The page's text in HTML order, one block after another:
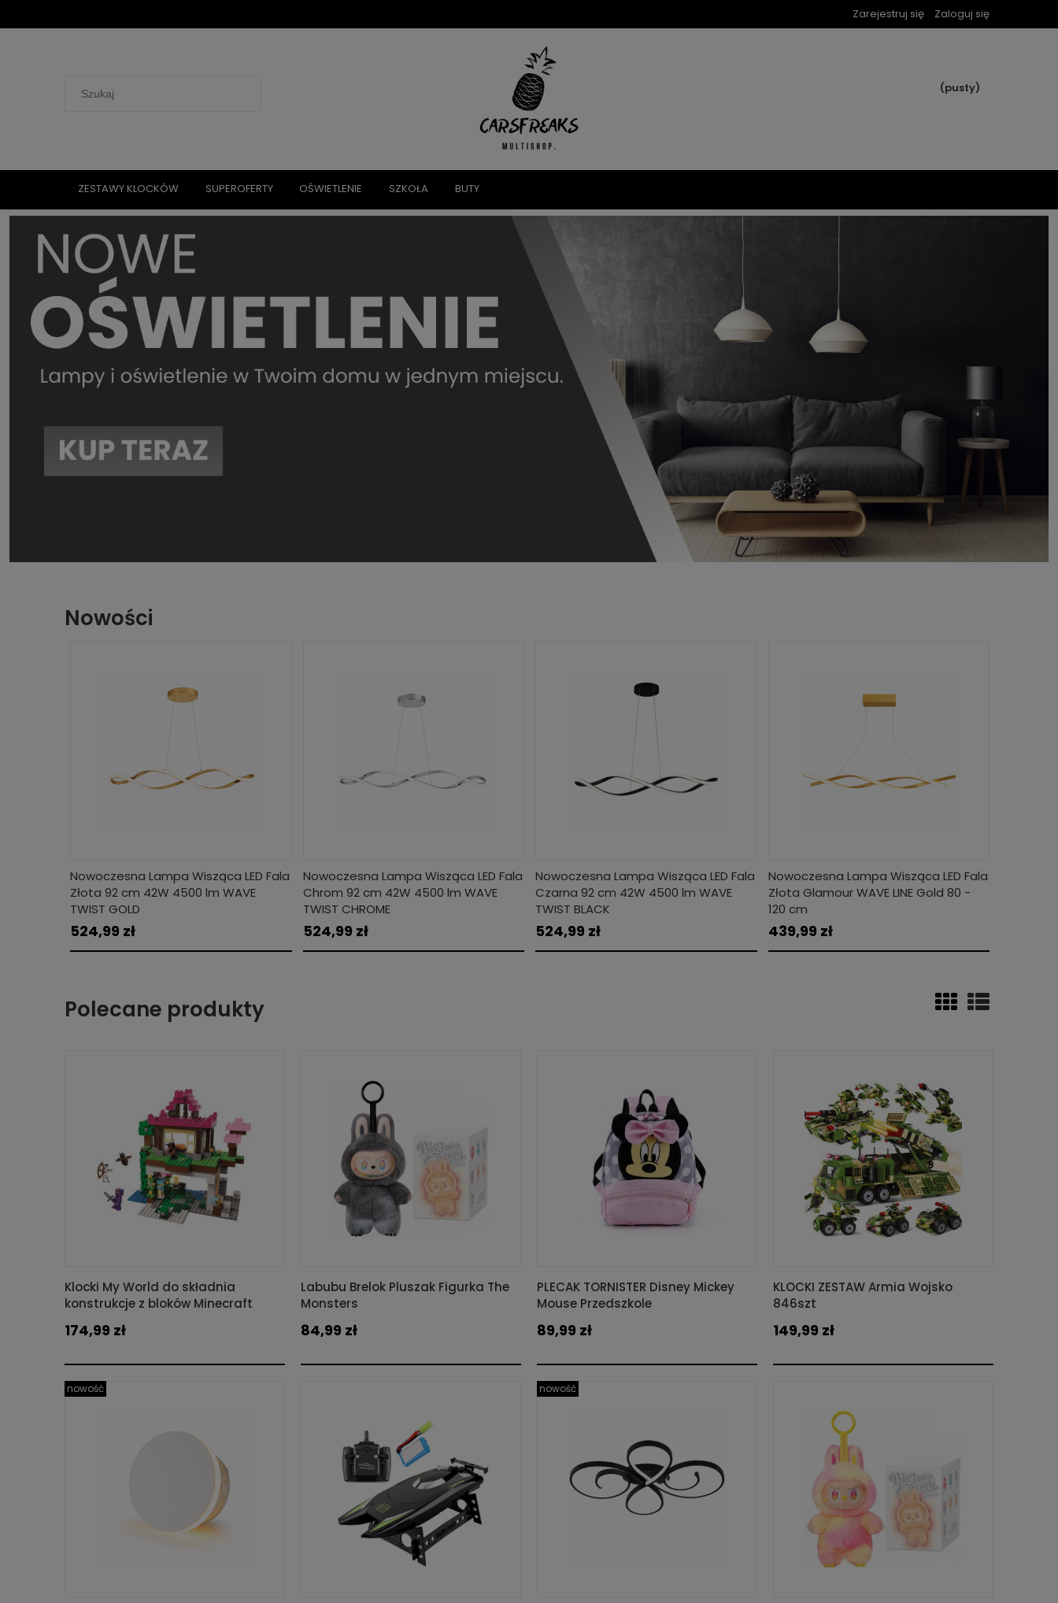
Zarejestruj się Zaloguj się
(pusty)
ZESTAWY KLOCKÓW SUPEROFERTY OŚWIETLENIE SZKOŁA BUTY
Nowości
Nowoczesna Lampa Wisząca LED Fala
Złota 92 cm 42W 4500 lm WAVE
TWIST GOLD
524,99 zł
Nowoczesna Lampa Wisząca LED Fala
Chrom 92 cm 42W 4500 lm WAVE
TWIST CHROME
524,99 zł
Nowoczesna Lampa Wisząca LED Fala
Czarna 92 cm 42W 4500 lm WAVE
TWIST BLACK
524,99 zł
Nowoczesna Lampa Wisząca LED Fala
Złota Glamour WAVE LINE Gold 80 -
120 cm
439,99 zł
Polecane produkty
Klocki My World do składnia
konstrukcje z bloków Minecraft
174,99 zł
Labubu Brelok Pluszak Figurka The
Monsters
84,99 zł
PLECAK TORNISTER Disney Mickey
Mouse Przedszkole
89,99 zł
KLOCKI ZESTAW Armia Wojsko
846szt
149,99 zł
nowość nowość